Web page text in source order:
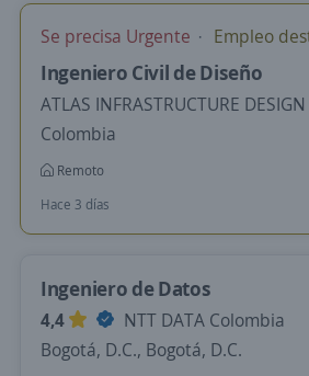
Se precisa Urgente Empleo
Ingeniero Civil de Diseño
ATLAS INFRASTRUCTURE
Colombia
Remoto
Hace 3 días
Ingeniero de Datos
4,4
NTT DATA Colombia
Bogotá, D.C., Bogotá, D.C.